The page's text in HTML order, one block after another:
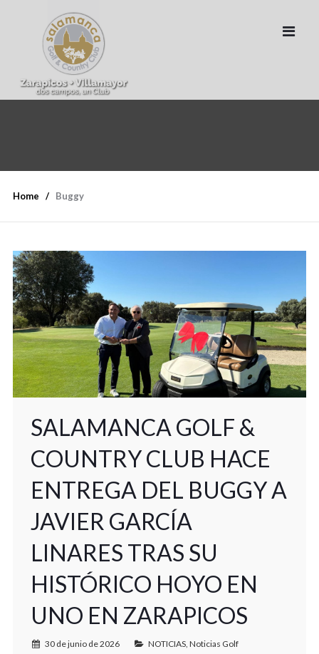
Home Buggy
SALAMANCA GOLF &
COUNTRY CLUB HACE
ENTREGA DEL BUGGY A
JAVIER GARCÍA
LINARES TRAS SU
HISTÓRICO HOYO EN
UNO EN ZARAPICOS
30 de junio de 2026 NOTICIAS, Noticias Golf